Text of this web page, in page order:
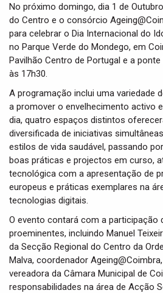
No próximo domingo, dia 1 de
do Centro e o consórcio
para celebrar o Dia Internacional do
no Parque Verde do Mondego, em
Pavilhão Centro de Portugal e a
às 17h30.
A programação inclui uma variedade
a promover o envelhecimento activo
dia, quatro espaços distintos
diversificada de iniciativas
estilos de vida saudável, passando
boas práticas e projectos em curso,
tecnológica com a apresentação de
europeus e práticas exemplares na
tecnologias digitais.
O evento contará com a participação
proeminentes, incluindo Manuel
da Secção Regional do Centro da
Malva, coordenador
vereadora da Câmara Municipal de
responsabilidades na área de Acção